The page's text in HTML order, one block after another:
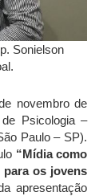
Sonielson
novembro de
Psicologia –
Paulo – SP).
“Mídia como
os jovens
apresentação